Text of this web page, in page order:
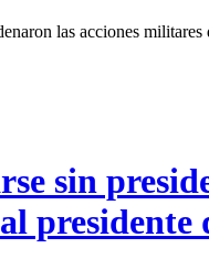
las acciones
sin